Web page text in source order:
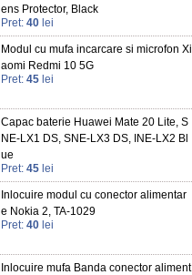
ens Protector, Black
Pret: 40 lei
Modul cu mufa incarcare si microfon Xi
aomi Redmi 10 5G
Pret: 45 lei
Capac baterie Huawei Mate 20 Lite, S
NE-LX1 DS, SNE-LX3 DS, INE-LX2 Bl
ue
Pret: 45 lei
Inlocuire modul cu conector alimentar
e Nokia 2, TA-1029
Pret: 40 lei
Inlocuire mufa Banda conector aliment